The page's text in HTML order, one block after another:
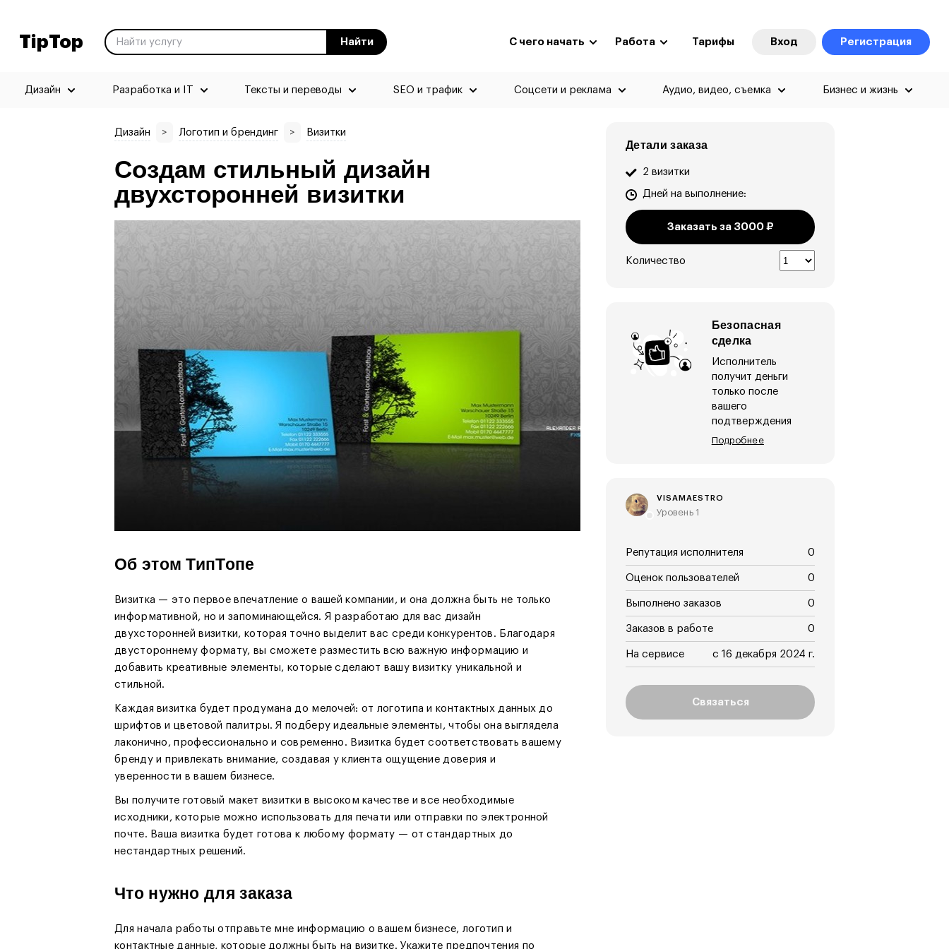
TipTop Найти С чего начать Работа Тарифы Вход Регистрация
Дизайн Разработка и IT Тексты и переводы SEO и трафик Соцсети и реклама Аудио, видео, съемка Бизнес и жизнь
Дизайн > Логотип и брендинг > Визитки
Создам стильный дизайн
двухсторонней визитки
Об этом ТипТопе
Визитка — это первое впечатление о вашей компании, и она должна быть не только
информативной, но и запоминающейся. Я разработаю для вас дизайн
двухсторонней визитки, которая точно выделит вас среди конкурентов. Благодаря
двустороннему формату, вы сможете разместить всю важную информацию и
добавить креативные элементы, которые сделают вашу визитку уникальной и
стильной.
Каждая визитка будет продумана до мелочей: от логотипа и контактных данных до
шрифтов и цветовой палитры. Я подберу идеальные элементы, чтобы она выглядела
лаконично, профессионально и современно. Визитка будет соответствовать вашему
бренду и привлекать внимание, создавая у клиента ощущение доверия и
уверенности в вашем бизнесе.
Вы получите готовый макет визитки в высоком качестве и все необходимые
исходники, которые можно использовать для печати или отправки по электронной
почте. Ваша визитка будет готова к любому формату — от стандартных до
нестандартных решений.
Что нужно для заказа
Для начала работы отправьте мне информацию о вашем бизнесе, логотип и
контактные данные, которые должны быть на визитке. Укажите предпочтения по
Детали заказа
2 визитки
Дней на выполнение:
Заказать за 3000₽
Количество
Безопасная
сделка
Исполнитель
получит деньги
только после
вашего
подтверждения
Подробнее
VISAMAESTRO
Уровень 1
Репутация исполнителя 0
Оценок пользователей 0
Выполнено заказов 0
Заказов в работе 0
На сервисе с 16 декабря 2024 г.
Связаться